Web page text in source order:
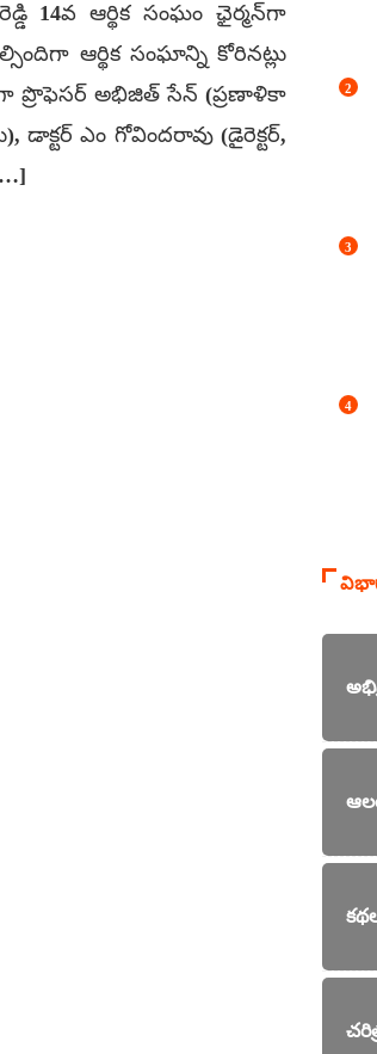
14వ ఆర్థిక సంఘం ఛైర్మన్‌గా
ఆర్థిక సంఘాన్ని కోరినట్లు
ప్రొఫెసర్‌ అభిజిత్‌ సేన్‌ (ప్రణాళికా
డాక్టర్‌ ఎం గోవిందరావు (డైరెక్టర్‌,
2
3
4